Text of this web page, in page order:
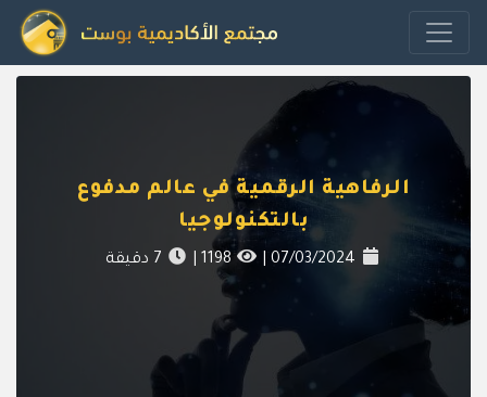
الرفاهية الرقمية في عالم مدفوع
بالتكنولوجيا
07/03/2024
7 دقيقة